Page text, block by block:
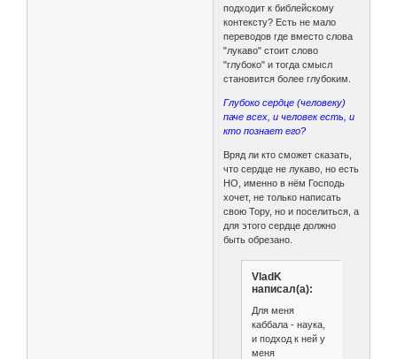
подходит к библейскому
контексту? Есть не мало
переводов где вместо слова
"лукаво" стоит слово
"глубоко" и тогда смысл
становится более глубоким.
Глубоко сердце (человеку)
паче всех, и человек есть, и
кто познает его?
Вряд ли кто сможет сказать,
что сердце не лукаво, но есть
НО, именно в нём Господь
хочет, не только написать
свою Тору, но и поселиться, а
для этого сердце должно
быть обрезано.
VladK
написал(а):
Для меня
каббала - наука,
и подход к ней у
меня